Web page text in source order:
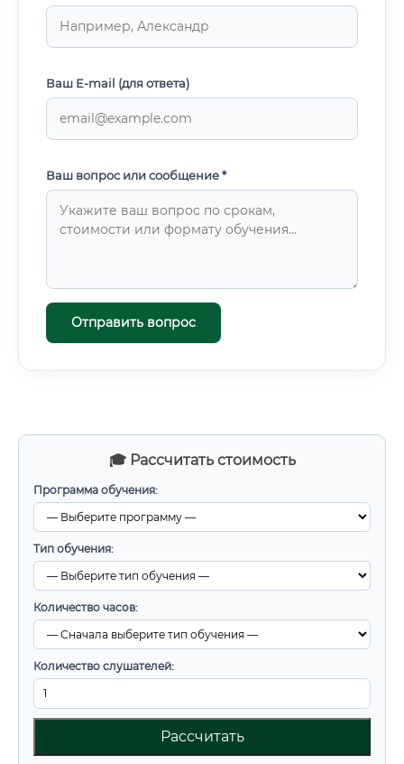
🎓 Рассчитать стоимость
Программа обучения:
Тип обучения:
Количество часов:
Количество слушателей:
Рассчитать
Ваш E-mail (для ответа)
Ваш вопрос или сообщение *
Отправить вопрос